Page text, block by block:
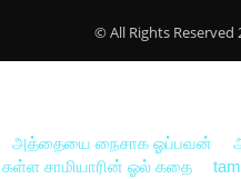
© All Rights Reserved
அத்தையை நைசாக ஓப்பவன்
கள்ள சாமியாரின் ஓல் கதை